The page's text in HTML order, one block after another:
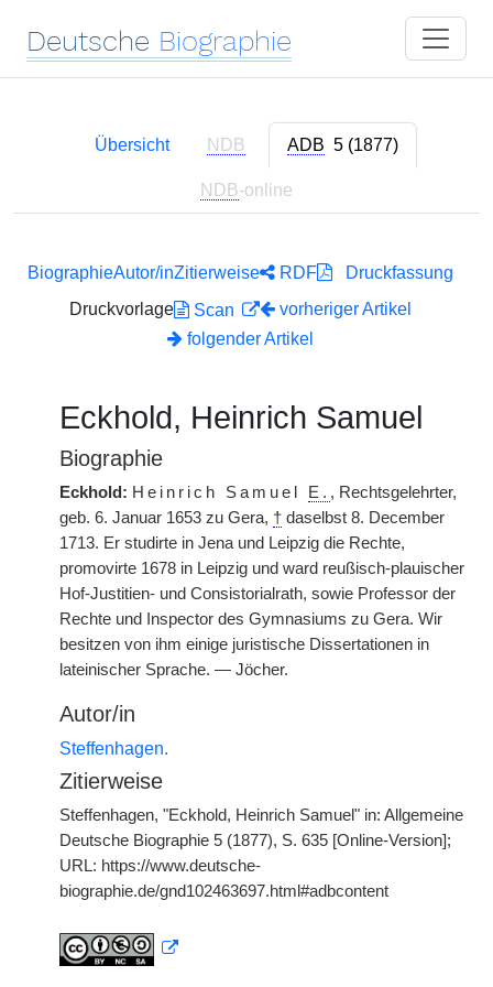
Deutsche Biographie
Übersicht NDB ADB 5 (1877)
NDB-online
BiographieAutor/inZitierweise RDF
Druckfassung
Druckvorlage
Scan
vorheriger Artikel
folgender Artikel
Eckhold, Heinrich Samuel
Biographie
Eckhold: Heinrich Samuel E. , Rechtsgelehrter,
geb. 6. Januar 1653 zu Gera, † daselbst 8. December
1713. Er studirte in Jena und Leipzig die Rechte,
promovirte 1678 in Leipzig und ward reußisch-plauischer
Hof-Justitien- und Consistorialrath, sowie Professor der
Rechte und Inspector des Gymnasiums zu Gera. Wir
besitzen von ihm einige juristische Dissertationen in
lateinischer Sprache. — Jöcher.
Autor/in
Steffenhagen.
Zitierweise
Steffenhagen, "Eckhold, Heinrich Samuel" in: Allgemeine
Deutsche Biographie 5 (1877), S. 635 [Online-Version];
URL: https://www.deutsche-
biographie.de/gnd102463697.html#adbcontent